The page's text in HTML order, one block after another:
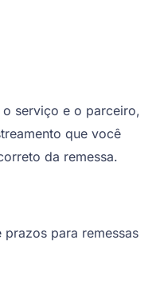
serviço e o parceiro,
que você
da remessa.
prazos para remessas